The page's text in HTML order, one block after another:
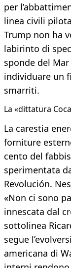
per
linea civili
Trump non ha
labirinto di
sponde del
individuare un
smarriti.
La «dittatura
La carestia
forniture
cento del
sperimentata
Revolución.
«Non ci sono
innescata dal
sottolinea
segue
americana di